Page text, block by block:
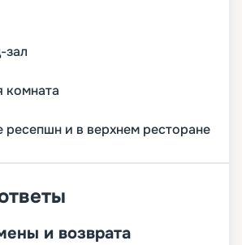
зал
комната
ресепшн и в верхнем ресторане
и возврата